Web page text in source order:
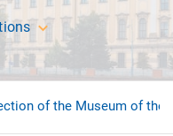
of the Museum of the